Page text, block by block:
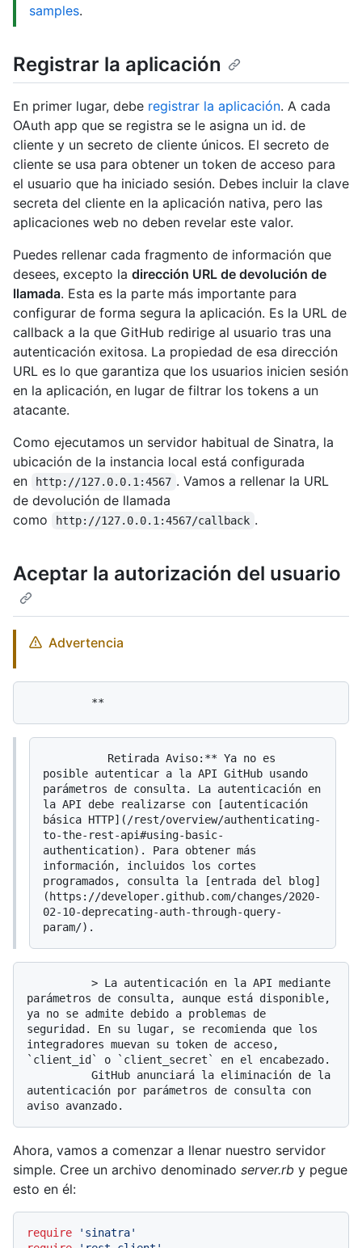
samples.
Registrar la aplicación
En primer lugar, debe registrar la aplicación. A cada
OAuth app que se registra se le asigna un id. de
cliente y un secreto de cliente únicos. El secreto de
cliente se usa para obtener un token de acceso para
el usuario que ha iniciado sesión. Debes incluir la clave
secreta del cliente en la aplicación nativa, pero las
aplicaciones web no deben revelar este valor.
Puedes rellenar cada fragmento de información que
desees, excepto la dirección URL de devolución de
llamada. Esta es la parte más importante para
configurar de forma segura la aplicación. Es la URL de
callback a la que GitHub redirige al usuario tras una
autenticación exitosa. La propiedad de esa dirección
URL es lo que garantiza que los usuarios inicien sesión
en la aplicación, en lugar de filtrar los tokens a un
atacante.
Como ejecutamos un servidor habitual de Sinatra, la
ubicación de la instancia local está configurada
en
http://127.0.0.1:4567 . Vamos a rellenar la URL
de devolución de llamada
como
http://127.0.0.1:4567/callback .
Aceptar la autorización del usuario
Advertencia
posible autenticar a la API GitHub usando
parámetros de consulta. La autenticación en
la API debe realizarse con [autenticación
básica HTTP](/rest/overview/authenticating-
to-the-rest-api#using-basic-
authentication). Para obtener más
información, incluidos los cortes
programados, consulta la [entrada del blog]
(https://developer.github.com/changes/2020-
02-10-deprecating-auth-through-query-
parámetros de consulta, aunque está disponible,
ya no se admite debido a problemas de
seguridad. En su lugar, se recomienda que los
integradores muevan su token de acceso,
`client_id` o `client_secret` en el encabezado.
autenticación por parámetros de consulta con
Ahora, vamos a comenzar a llenar nuestro servidor
simple. Cree un archivo denominado server.rb y pegue
esto en él:
require
'sinatra'